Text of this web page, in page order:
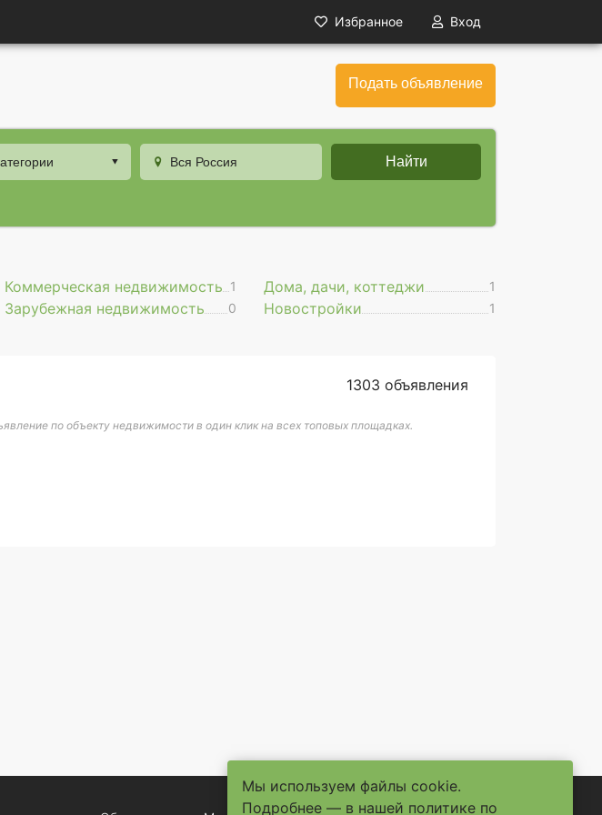
Избранное Вход
Подать объявление
Вся Россия Найти
Коммерческая недвижимость 1 Дома, дачи, коттеджи 1
Зарубежная недвижимость 0 Новостройки 1
1303 объявления
по объекту недвижимости в один клик на всех топовых площадках.
Мы используем файлы cookie.
Подробнее — в нашей политике по